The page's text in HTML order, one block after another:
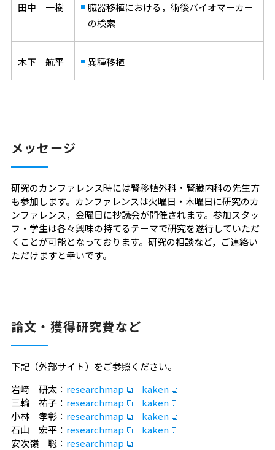
田中 一樹
臓器移植における，術後バイオマーカー
の検索
木下 航平 異種移植
メッセージ
研究のカンファレンス時には腎移植外科・腎臓内科の先生方
も参加します。カンファレンスは火曜日・木曜日に研究のカ
ンファレンス，金曜日に抄読会が開催されます。参加スタッ
フ・学生は各々興味の持てるテーマで研究を遂行していただ
くことが可能となっております。研究の相談など，ご連絡い
ただけますと幸いです。
論文・獲得研究費など
下記（外部サイト）をご参照ください。
岩﨑 研太： researchmap
kaken
三輪 祐子： researchmap
kaken
小林 孝彰： researchmap
kaken
石山 宏平： researchmap
kaken
安次嶺 聡： researchmap